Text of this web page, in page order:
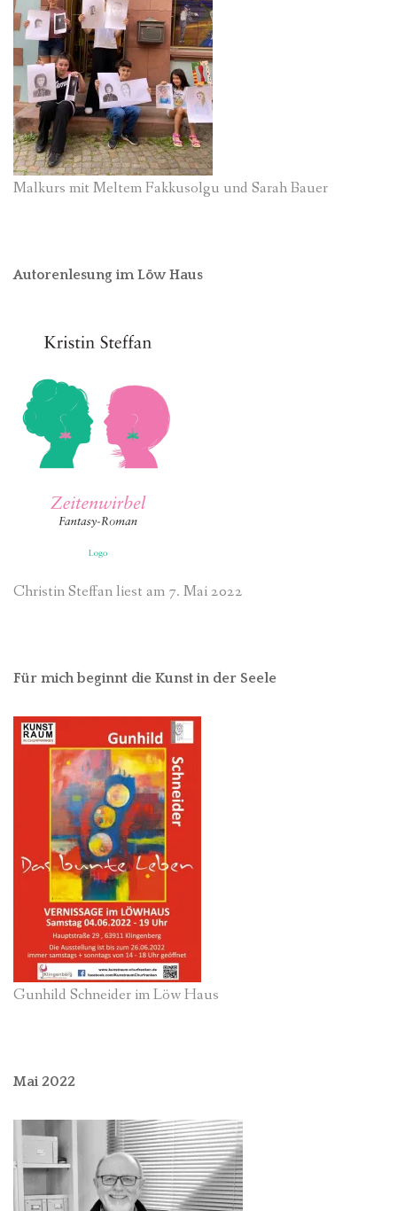
Malkurs mit Meltem Fakkusolgu und Sarah Bauer
Autorenlesung im Löw Haus
Christin Steffan liest am 7. Mai 2022
Für mich beginnt die Kunst in der Seele
Gunhild Schneider im Löw Haus
Mai 2022